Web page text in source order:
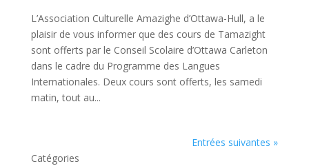
L’Association Culturelle Amazighe d’Ottawa-Hull, a le
plaisir de vous informer que des cours de Tamazight
sont offerts par le Conseil Scolaire d’Ottawa Carleton
dans le cadre du Programme des Langues
Internationales. Deux cours sont offerts, les samedi
matin, tout au...
Entrées suivantes »
Catégories